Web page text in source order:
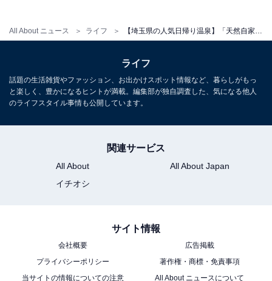
All About ニュース ライフ
2
ライフ
話題の生活雑貨やファッション、お出かけスポット情報など、暮らしがもっ
と楽しく、豊かになるヒントが満載。編集部が独自調査した、気になる他人
のライフスタイル事情も公開しています。
関連サービス
All About
All About Japan
イチオシ
サイト情報
会社概要
広告掲載
プライバシーポリシー
著作権・商標・免責事項
当サイトの情報についての注意
All About ニュースについて